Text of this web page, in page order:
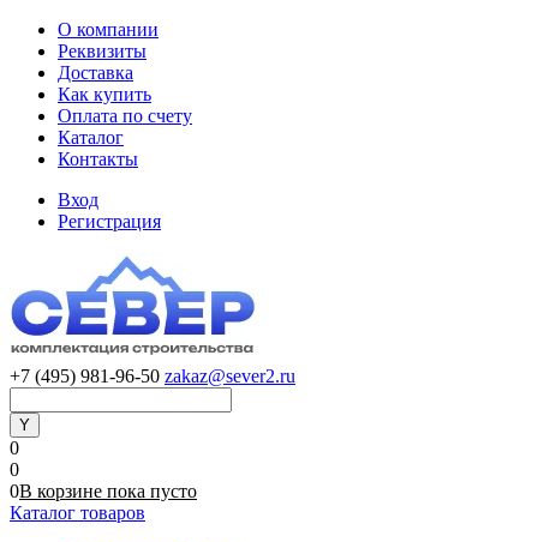
О компании
Реквизиты
Доставка
Как купить
Оплата по счету
Каталог
Контакты
Вход
Регистрация
+7 (495) 981-96-50 zakaz@sever2.ru
0
0
0В корзине пока пусто
Каталог товаров